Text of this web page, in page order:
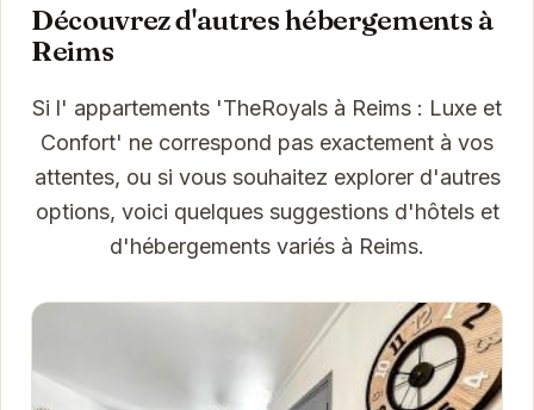
Découvrez d'autres hébergements à
Reims
Si l' appartements 'TheRoyals à Reims : Luxe et
Confort' ne correspond pas exactement à vos
attentes, ou si vous souhaitez explorer d'autres
options, voici quelques suggestions d'hôtels et
d'hébergements variés à Reims.